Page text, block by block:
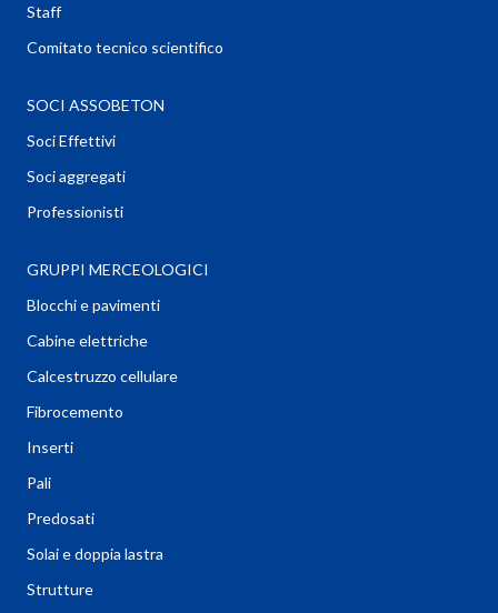
Staff
Comitato tecnico scientifico
SOCI ASSOBETON
Soci Effettivi
Soci aggregati
Professionisti
GRUPPI MERCEOLOGICI
Blocchi e pavimenti
Cabine elettriche
Calcestruzzo cellulare
Fibrocemento
Inserti
Pali
Predosati
Solai e doppia lastra
Strutture